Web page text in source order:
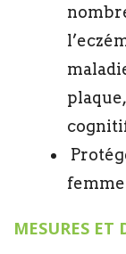
MESURES ET